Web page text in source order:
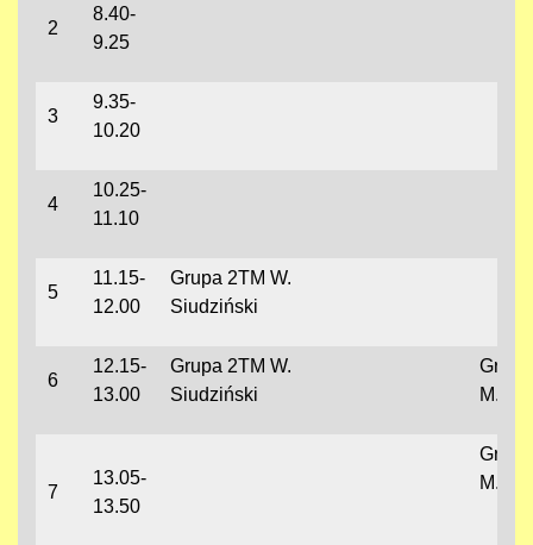
2
8.40-
9.25
3
9.35-
10.20
4
10.25-
11.10
5
11.15-
12.00
Grupa 2TM W.
Siudziński
6
12.15-
13.00
Grupa 2TM W.
Siudziński
7
13.05-
13.50